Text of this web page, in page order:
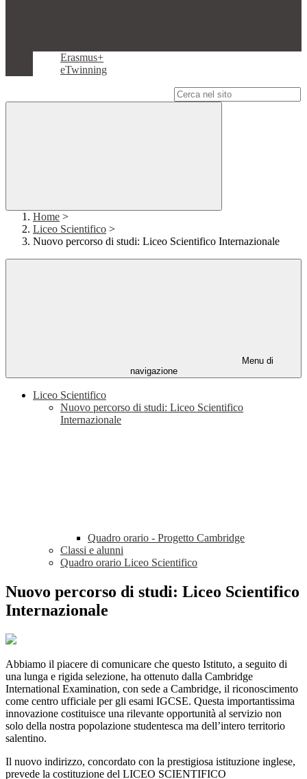
Erasmus+
eTwinning
Home >
Liceo Scientifico >
Nuovo percorso di studi: Liceo Scientifico Internazionale
Menu di
navigazione
Liceo Scientifico
Nuovo percorso di studi: Liceo Scientifico
Internazionale
Quadro orario - Progetto Cambridge
Classi e alunni
Quadro orario Liceo Scientifico
Nuovo percorso di studi: Liceo Scientifico
Internazionale
Abbiamo il piacere di comunicare che questo Istituto, a seguito di
una lunga e rigida selezione, ha ottenuto dalla Cambridge
International Examination, con sede a Cambridge, il riconoscimento
come centro ufficiale per gli esami IGCSE. Questa importantissima
innovazione costituisce una rilevante opportunità al servizio non
solo della nostra popolazione studentesca ma dell’intero territorio
salentino.
Il nuovo indirizzo, concordato con la prestigiosa istituzione inglese,
prevede la costituzione del LICEO SCIENTIFICO